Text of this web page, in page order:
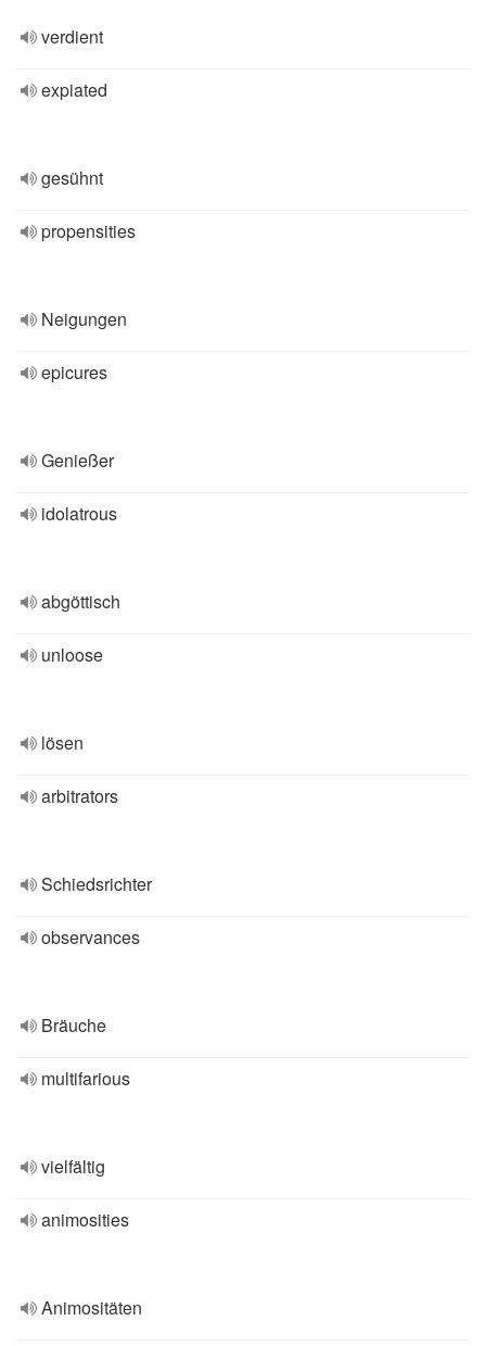
verdient
expiated
gesühnt
propensities
Neigungen
epicures
Genießer
idolatrous
abgöttisch
unloose
lösen
arbitrators
Schiedsrichter
observances
Bräuche
multifarious
vielfältig
animosities
Animositäten